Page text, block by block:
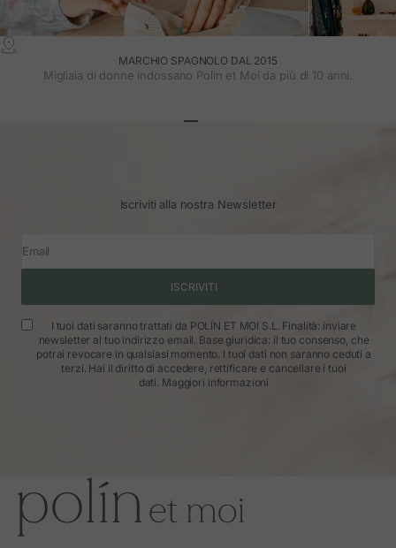
MARCHIO SPAGNOLO DAL 2015
Migliaia di donne indossano Polin et Moi da più di 10 anni.
Iscriviti alla nostra Newsletter
Email
ISCRIVITI
I tuoi dati saranno trattati da POLÍN ET MOI S.L. Finalità: inviare
newsletter al tuo indirizzo email. Base giuridica: il tuo consenso, che
potrai revocare in qualsiasi momento. I tuoi dati non saranno ceduti a
terzi. Hai il diritto di accedere, rettificare e cancellare i tuoi
dati. Maggiori informazioni